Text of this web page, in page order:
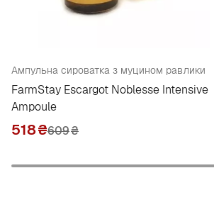
Ампульна сироватка з муцином равлики
FarmStay Escargot Noblesse Intensive
Ampoule
518₴609₴